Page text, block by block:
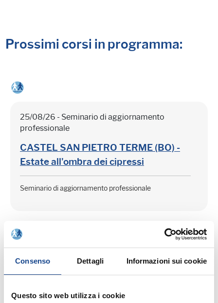
Consenso Dettagli Informazioni sui cookie
Questo sito web utilizza i cookie
Prossimi corsi in programma:
25/08/26 - Seminario di aggiornamento
professionale
CASTEL SAN PIETRO TERME (BO) -
Estate all'ombra dei cipressi
Seminario di aggiornamento professionale
03/09/26 - Seminario di aggiornamento
CASTEL SAN PIETRO TERME (BO) -